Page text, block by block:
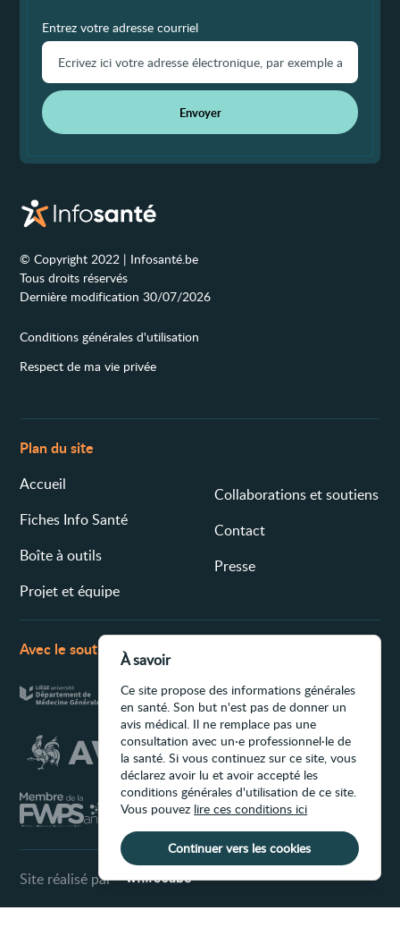
Entrez votre adresse courriel
Envoyer
© Copyright 2022 | Infosanté.be
Tous droits réservés
Dernière modification 30/07/2026
Conditions générales d'utilisation
Respect de ma vie privée
Plan du site
Accueil
Fiches Info Santé
Boîte à outils
Projet et équipe
Collaborations et soutiens
Contact
Presse
Avec le soutien de
Site réalisé par
À savoir
Ce site propose des informations générales
en santé. Son but n'est pas de donner un
avis médical. Il ne remplace pas une
consultation avec un·e professionnel·le de
la santé. Si vous continuez sur ce site, vous
déclarez avoir lu et avoir accepté les
conditions générales d'utilisation de ce site.
Vous pouvez lire ces conditions ici
Continuer vers les cookies